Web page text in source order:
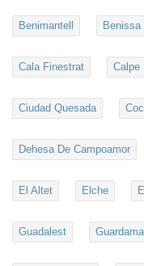
Benimantell Benissa
Cala Finestrat Calpe
Ciudad Quesada
Dehesa De Campoamor
El Altet Elche
Guadalest